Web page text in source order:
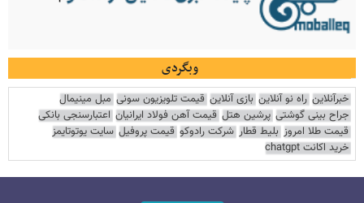
وبگردی
خبرآنلاین راه نو آنلاین بازی آنلاین قیمت تلویزیون سونی مبل مینیمال
جراح بینی گوشتی پرشین هتل قیمت آهن فولاد ایرانیان اعتبارسنجی بانکی
قیمت طلا امروز بلیط قطار شرکت رادوکو قیمت پروفیل سایت یوتوتایمز
خرید اکانت chatgpt